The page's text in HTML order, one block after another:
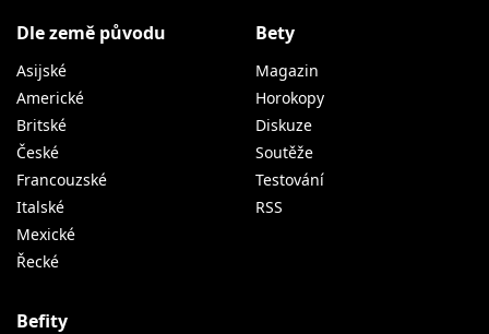
Dle země původu
Asijské
Americké
Britské
České
Francouzské
Italské
Mexické
Řecké
Bety
Magazin
Horokopy
Diskuze
Soutěže
Testování
RSS
Befity